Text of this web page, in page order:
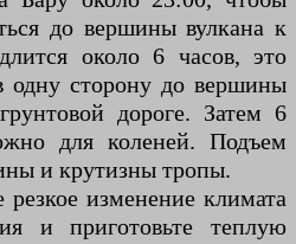
до вершины вулкана к
около 6 часов, это
одну сторону до вершины
дороге. Затем 6
для коленей. Подъем
и крутизны тропы.
изменение климата
и приготовьте теплую